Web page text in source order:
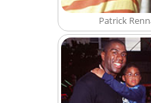
Patrick